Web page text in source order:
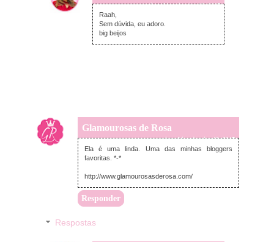
quinta-feira, janeiro 12, 2017
Raah,
Sem dúvida, eu adoro.
big beijos
Glamourosas de Rosa
quinta-feira, janeiro 12, 2017
Ela é uma linda. Uma das minhas bloggers
favoritas. *-*
http://www.glamourosasderosa.com/
Responder
Respostas